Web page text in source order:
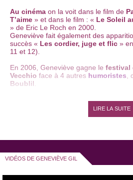
Au cinéma on la voit dans le film de
T’aime » et dans le film : « Le Soleil
» de Eric Le Roch en 2000.
Geneviève fait également des
succès « Les cordier, juge et flic »
11 et 12).
En 2006, Geneviève gagne le festival
Vecchio face à 4 autres humoristes
Boublil
Elle joue ensuite dans la pièce «la
à Nice en 2007.
grandissant l’année suivante avec la
France.
saison de la série télévisée «
Moscaqui y tient le rôle principal.
LIRE LA SUITE
VIDÉOS DE GENEVIÈVE GIL